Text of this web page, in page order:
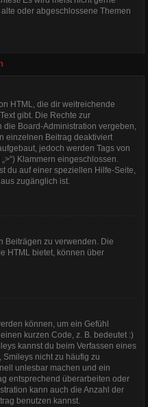
oder abgeschlossene Themen
HTML, die dir weitreichende
gibt. Die Rechte zur
Board-Administration vergeben,
einzelnen Beitrag deaktiviert
jedoch werden Tags von
„>“) Klammern eingeschlossen.
du auf einer speziellen Hilfe-Seite,
zugänglich ist.
Beiträgen zu verwenden. Die
HTML bietet, können über
können, um ein Gefühl
kurzen Code, z. B. bedeutet :)
kannst du beim Verfassen eines
Smileys nicht zu häufig zu
unlesbar machen und ein
entsprechend überarbeiten oder
kann auch die Anzahl der
benutzen kannst.